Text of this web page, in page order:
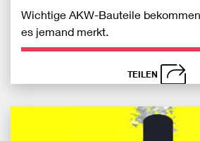
Wichtige AKW-Bauteile
es jemand merkt.
TEILEN